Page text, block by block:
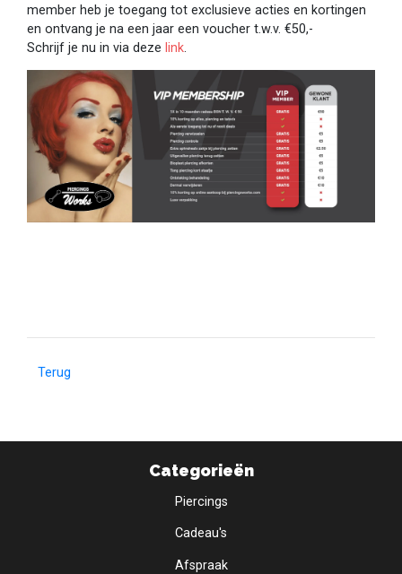
member heb je toegang tot exclusieve acties en kortingen
en ontvang je na een jaar een voucher t.w.v. €50,-
Schrijf je nu in via deze link.
Terug
Categorieën
Piercings
Cadeau's
Afspraak